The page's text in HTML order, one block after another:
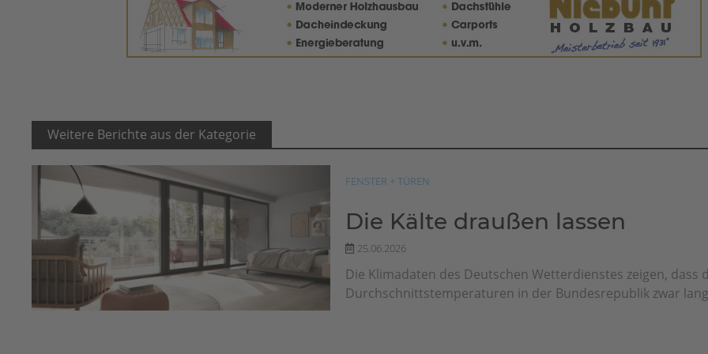
Weitere Berichte aus der Kategorie
FENSTER + TÜREN
Die Kälte draußen lassen
25.06.2026
Die Klimadaten des Deutschen Wetterdienstes zeigen, dass
Durchschnittstemperaturen in der Bundesrepublik zwar